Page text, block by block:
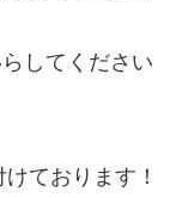
してください
ております！